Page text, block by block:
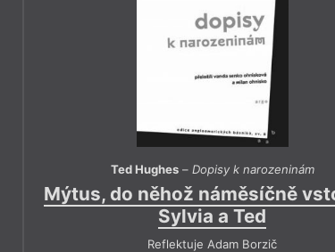
Ted Hughes– Dopisy k narozeninám
Mýtus, do něhož náměsíčně
Sylvia a Ted
Reflektuje Adam Borzič